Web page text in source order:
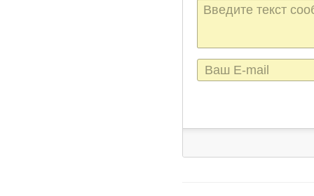
Текст
сообщения
E-
mail